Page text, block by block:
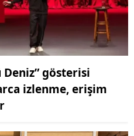
Deniz” gösterisi
izlenme, erişim